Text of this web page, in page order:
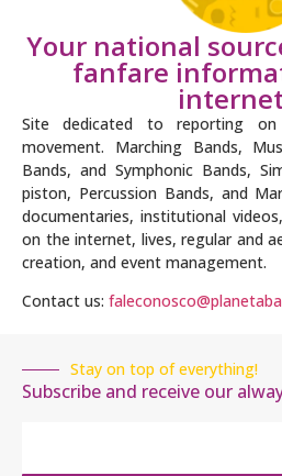
Your national
fanfare
Site dedicated to reporting on
movement. Marching Bands,
Bands, and Symphonic Bands,
piston, Percussion Bands, and
documentaries, institutional
on the internet, lives, regular and
creation, and event management.
Contact us:
Stay on top of everything!
Subscribe and receive our